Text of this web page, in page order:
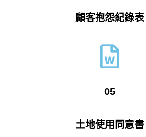
顧客抱怨紀錄表
05
土地使用同意書